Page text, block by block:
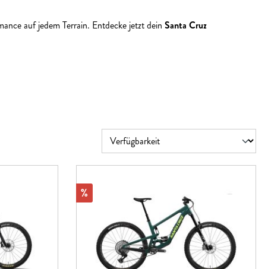
auf jedem Terrain. Entdecke jetzt dein Santa Cruz
Rabatt
%